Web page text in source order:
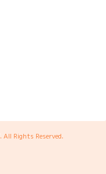
. All Rights Reserved.